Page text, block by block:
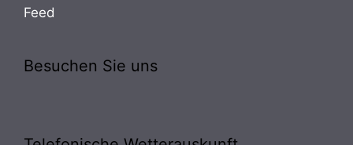
Feed
Besuchen Sie uns